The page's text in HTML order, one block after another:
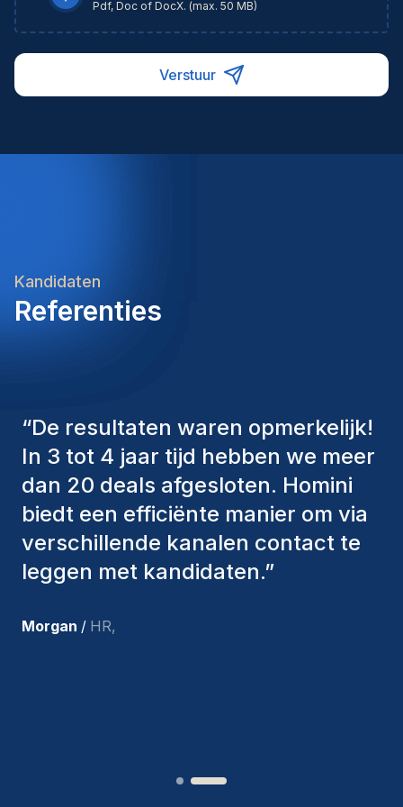
Pdf, Doc of DocX. (max. 50 MB)
Verstuur
Kandidaten
Referenties
“De consultants van Homini
hebben altijd verschillende
factoren in overweging genomen
om ons de juiste kandidaten aan te
bieden. De mensen die we hebben
aangenomen, zijn nog steeds bij
tevreden met de recente